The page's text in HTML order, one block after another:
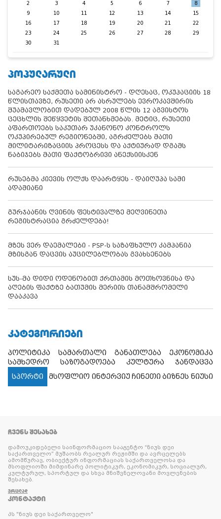
2
3 4 5 6 7
8
9
10 11 12 13 14
15
16
17 18 19 20 21
22
23
24 25 26 27 28
29
30
31
ᲞᲝᲞᲣᲚᲐᲠᲣᲚᲘ
საგარეო საქმეთა სამინისტრო - დღესაც, ოკუპაციის 18
წლისთავზე, რუსეთი არ ასრულებს ევროკავშირის
შუამავლობით დადებულ 2008 წლის 12 აგვისტოს
ცეცხლის შეწყვეტის შეთანხმებას. მეტიც, რუსეთი
აფართოებს საკუთარ უკანონო კონტროლს
ოკუპირებულ რეგიონებში, აგრძელებს მათი
მილიტარიზაციის პროცესს და აქტიურად დგამს
ნაბიჯებს მათი ფაქტობრივი ანექსიისკენ
რუსებმა კიევის ოლქს დაარტყეს - დაიღუპა სამი
ადამიანი
გურჯაანის ღვინის ფესტივალზე მეღვინეთა
რეგისტრაცია გრძელდება!
მზეს ვერ დაემალები - PSP-ს საზაფხულო კამპანია
მზისგან დაცვის აუცილებლობას გვახსენებს
სუს-მა დიდი ოდენობით ქრთამის მოთხოვნისა და
აღების ფაქტზე ბათუმის მერიის თანამშრომელი
დააკავა
ᲙᲐᲢᲔᲒᲝᲠᲘᲔᲑᲘ
პოლიტიკა სამართალი განათლება
ეკონომიკა
სამხედრო
საზოგადოება კულტურა
ჯანდაცვა
სპორტი
მსოფლიო ინტერვიუ ჩინეთი ბიზნეს ნიუსი
ᲩᲕᲔᲜᲡ ᲨᲔᲡᲐᲮᲔᲑ
დამოუკიდებელი საინფორმაციო სააგენტო “ნიუს დეი
საქართველო” მუშაობს რეალურ რეჟიმში და ავრცელებს
ამომწურავ, ობიექტურ ინფორმაციას საქართველოსა და
მსოფლიოში მიმდინარე პოლიტიკურ, ეკონომიკურ, სოციალურ,
კულტურულ, სპორტულ და სხვა მნიშვნელოვანი მოვლენების
შესახებ.
ᲕᲠᲪᲚᲐᲓ
ᲙᲝᲜᲢᲐᲥᲢᲘ
პს "ნიუს დეი საქართველო"